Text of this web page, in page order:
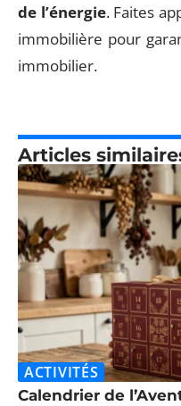
de l’énergie. Faites
immobilière pour
immobilier.
Articles
ACTIVITÉS
Calendrier de